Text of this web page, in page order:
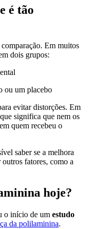
é tão
Em muitos
dois grupos:
ou um placebo
evitar distorções. Em
significa que nem os
quem recebeu o
saber se a melhora
fatores, como a
hoje?
o início de um estudo
da polilaminina.